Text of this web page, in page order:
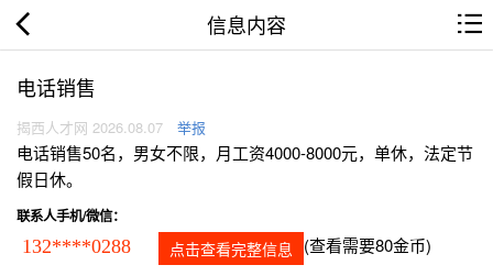
信息内容
电话销售
揭西人才网 2026.08.07 举报
电话销售50名，男女不限，月工资4000-8000元，单休，法定节
假日休。
联系人手机/微信：
132****0288 点击查看完整信息 (查看需要80金币)